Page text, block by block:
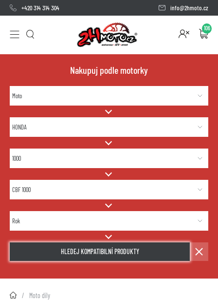
+420 314 314 304 info@2hmoto.cz
106
Nakupuj podle motorky
HLEDEJ KOMPATIBILNÍ PRODUKTY
2HMOTO.cz Moto díly